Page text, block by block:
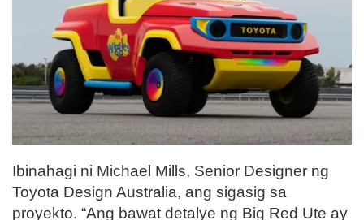
Ibinahagi ni Michael Mills, Senior Designer ng
Toyota Design Australia, ang sigasig sa
proyekto. “Ang bawat detalye ng Big Red Ute ay